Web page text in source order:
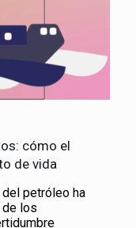
cómo el
de vida
petróleo ha
los